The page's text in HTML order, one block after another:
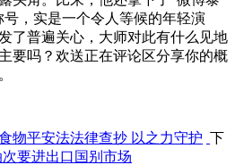
号，实是一个令人等候的年轻演
了普遍关心，大师对此有什么见地
要吗？欢送正在评论区分享你的概
物平安法法律查抄 以之力守护 下
次要进出口国别市场